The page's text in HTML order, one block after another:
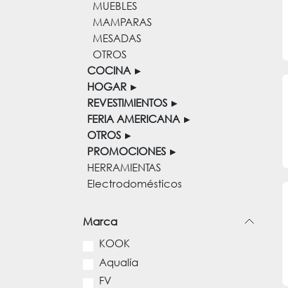
MUEBLES
MAMPARAS
MESADAS
OTROS
COCINA
HOGAR
REVESTIMIENTOS
FERIA AMERICANA
OTROS
PROMOCIONES
HERRAMIENTAS
Electrodomésticos
Marca
KOOK
Aqualía
FV